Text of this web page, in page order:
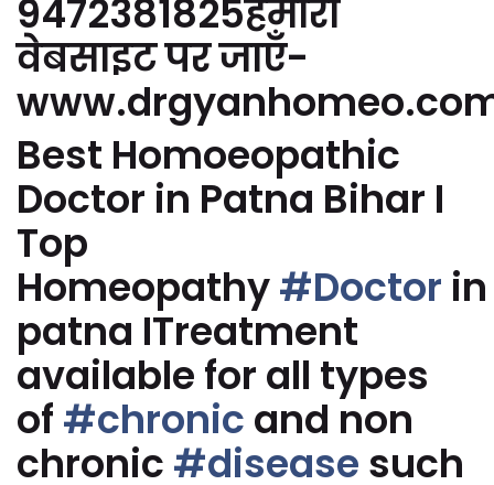
9472381825हमारी
वेबसाइट पर जाएँ-
Best Homoeopathic
Doctor in Patna Bihar I
Top
Homeopathy#Doctor in
patna ITreatment
available for all types
of #chronic and non
chronic #disease such